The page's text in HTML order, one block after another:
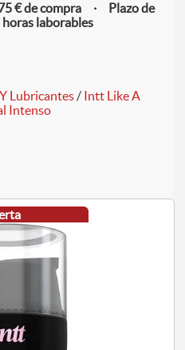
€ de compra · Plazo de
laborables
Lubricantes/ Intt Like A
Intenso